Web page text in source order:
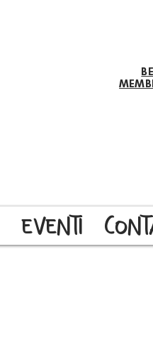
EVENTI